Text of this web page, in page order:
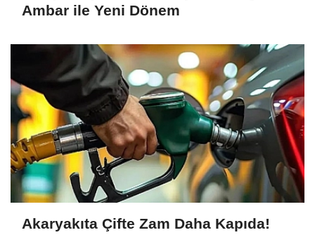
Ambar ile Yeni Dönem
Akaryakıta Çifte Zam Daha Kapıda!